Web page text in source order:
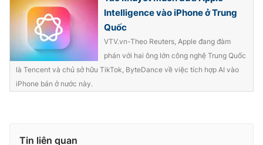
Ðiện thoại Thời báo VTV:
024.66 897 897
Email:toasoan@vtv.vn
Liên hệ quảng cáo:
024-7300.7108
Intelligence vào iPhone ở Trung
Quốc
VTV.vn-Theo Reuters, Apple đang đàm
phán với hai ông lớn công nghệ Trung Quốc
là Tencent và chủ sở hữu TikTok, ByteDance về việc tích hợp AI vào
iPhone bán ở nước này.
Tin liên quan